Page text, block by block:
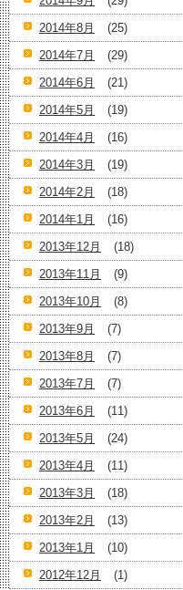
2014年8月
(25)
2014年7月
(29)
2014年6月
(21)
2014年5月
(19)
2014年4月
(16)
2014年3月
(19)
2014年2月
(18)
2014年1月
(16)
2013年12月
(18)
2013年11月
(9)
2013年10月
(8)
2013年9月
(7)
2013年8月
(7)
2013年7月
(7)
2013年6月
(11)
2013年5月
(24)
2013年4月
(11)
2013年3月
(18)
2013年2月
(13)
2013年1月
(10)
2012年12月
(1)